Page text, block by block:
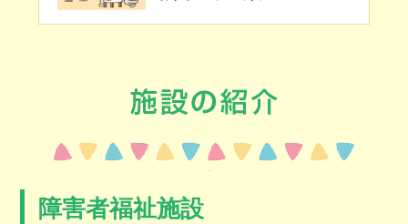
障害者福祉施設